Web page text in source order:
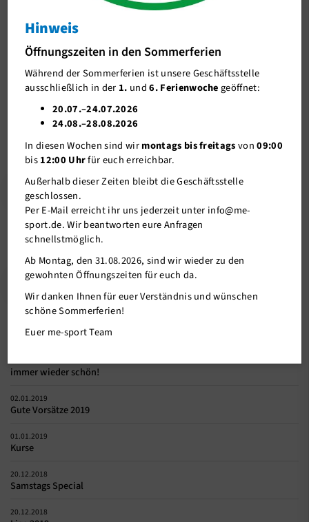
Kantersieg im letzten Saisonspiel
Kantersieg im letzten Saisonspiel
20.12.2018
Am Sonntag (16.12.) hatten wir unser letztes Saisonspiel in
Vergangenheit immer ein schwieriger Gegner.
MEHR DAZU HIER
Zurück
Weitere News
immer wieder schön!
02.01.2019
Gute Vorsätze 2019
01.01.2019
Kurse
20.12.2018
Samstags Special
20.12.2018
J-Team
Stellenangebote
Förderverein me-sport e.V.
Mitgliederservice
Verantwortung
Hinweis
Öffnungszeiten in den Sommerferien
Während der Sommerferien ist unsere Geschäftsstelle
ausschließlich in der 1. und6. Ferienwochegeöffnet:
20.07.–24.07.2026
24.08.–28.08.2026
In diesen Wochen sind wirmontags bis freitagsvon09:00
bis12:00 Uhrfür euch erreichbar.
Außerhalb dieser Zeiten bleibt die Geschäftsstelle
geschlossen.
Per E-Mail erreicht ihr uns jederzeit unter info@me-
sport.de. Wir beantworten eure Anfragen
schnellstmöglich.
Ab Montag, den 31.08.2026, sind wir wieder zu den
gewohnten Öffnungszeiten für euch da.
Wir danken Ihnen für euer Verständnis und wünschen
schöne Sommerferien!
Euer me-sport Team